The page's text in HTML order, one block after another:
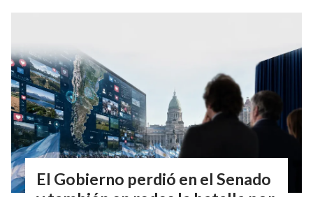
El Gobierno perdió en el Senado